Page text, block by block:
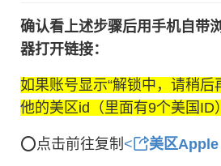
确认看上述步骤后用手机自带
器打开链接：
如果账号显示“解锁中，请稍后
他的美区id（里面有9个美国ID）
⭕️点击前往复制 < 美区Apple